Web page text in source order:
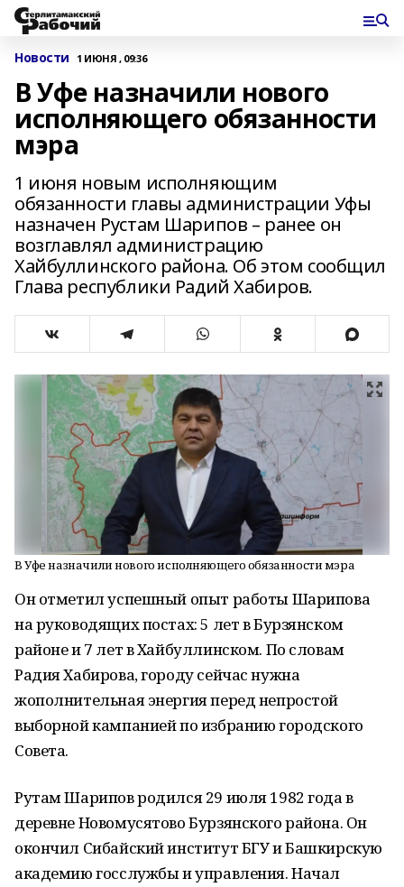
Новости 1 ИЮНЯ , 09:36
В Уфе назначили нового
исполняющего обязанности
мэра
1 июня новым исполняющим
обязанности главы администрации Уфы
назначен Рустам Шарипов – ранее он
возглавлял администрацию
Хайбуллинского района. Об этом сообщил
Глава республики Радий Хабиров.
В Уфе назначили нового исполняющего обязанности мэра
Он отметил успешный опыт работы Шарипова
на руководящих постах: 5 лет в Бурзянском
районе и 7 лет в Хайбуллинском. По словам
Радия Хабирова, городу сейчас нужна
жополнительная энергия перед непростой
выборной кампанией по избранию городского
Совета.
Рутам Шарипов родился 29 июля 1982 года в
деревне Новомусятово Бурзянского района. Он
окончил Сибайский институт БГУ и Башкирскую
академию госслужбы и управления. Начал